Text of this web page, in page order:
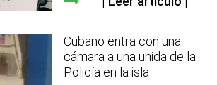
Cubano entra con una
cámara a una unida de la
Policía en la isla